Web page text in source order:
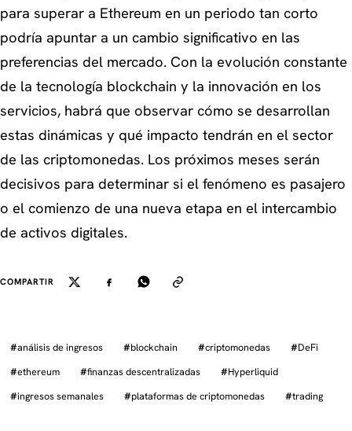
para superar a Ethereum en un periodo tan corto
podría apuntar a un cambio significativo en las
preferencias del mercado. Con la evolución constante
de la tecnología blockchain y la innovación en los
servicios, habrá que observar cómo se desarrollan
estas dinámicas y qué impacto tendrán en el sector
de las criptomonedas. Los próximos meses serán
decisivos para determinar si el fenómeno es pasajero
o el comienzo de una nueva etapa en el intercambio
de activos digitales.
COMPARTIR
#análisis de ingresos #blockchain #criptomonedas #DeFi
#ethereum #finanzas descentralizadas #Hyperliquid
#ingresos semanales #plataformas de criptomonedas #trading